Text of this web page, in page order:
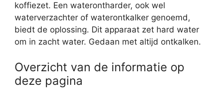
koffiezet. Een waterontharder, ook wel
waterverzachter of waterontkalker genoemd,
biedt de oplossing. Dit apparaat zet hard water
om in zacht water. Gedaan met altijd ontkalken.
Overzicht van de informatie op
deze pagina